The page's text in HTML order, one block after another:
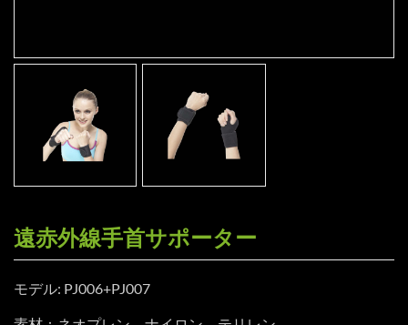
遠赤外線手首サポーター
モデル: PJ006+PJ007